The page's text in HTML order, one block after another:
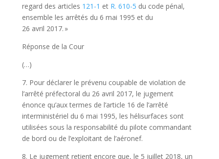
regard des articles 121-1 et R. 610-5 du code pénal,
ensemble les arrêtés du 6 mai 1995 et du
26 avril 2017. »
Réponse de la Cour
(…)
7. Pour déclarer le prévenu coupable de violation de
l’arrêté préfectoral du 26 avril 2017, le jugement
énonce qu’aux termes de l’article 16 de l’arrêté
interministériel du 6 mai 1995, les hélisurfaces sont
utilisées sous la responsabilité du pilote commandant
de bord ou de l’exploitant de l’aéronef.
8. Le jugement retient encore que, le 5 juillet 2018, un